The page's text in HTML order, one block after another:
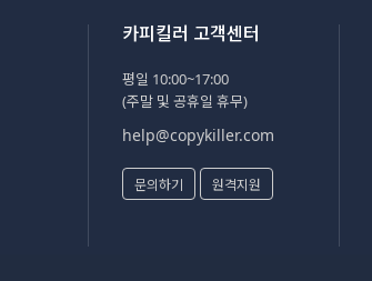
카피킬러 고객센터
평일 10:00~17:00
(주말 및 공휴일 휴무)
help@copykiller.com
문의하기 원격지원